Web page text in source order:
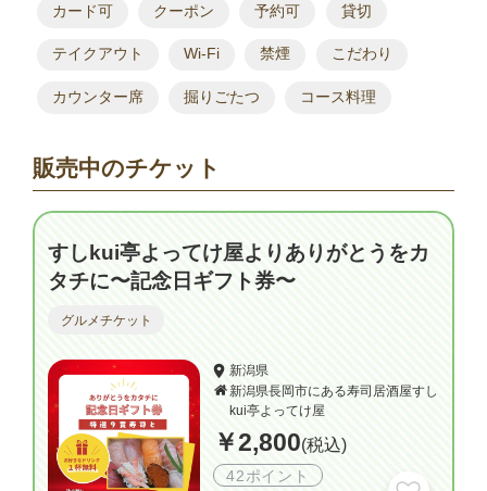
カード可 クーポン 予約可 貸切
テイクアウト Wi-Fi 禁煙 こだわり
カウンター席 掘りごたつ コース料理
販売中のチケット
すしkui亭よってけ屋よりありがとうをカ
タチに〜記念日ギフト券〜
グルメチケット
新潟県
新潟県長岡市にある寿司居酒屋すし
kui亭よってけ屋
￥2,800(税込)
42ポイント